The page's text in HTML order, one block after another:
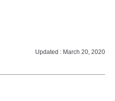
Updated : March 20, 2020